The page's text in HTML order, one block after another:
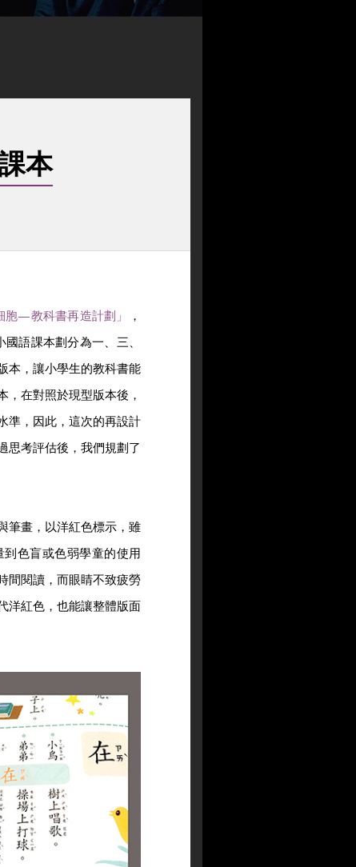
本
胞—教科書再造計劃」
，
語課本劃分為一、三、
本，讓小學生的教科書能
在對照於現型版本後，
準，因此，這次的再設計
思考評估後，我們規劃了
筆畫，以洋紅色標示，雖
色盲或色弱學童的使用
間閱讀，而眼睛不致疲勞
洋紅色，也能讓整體版面